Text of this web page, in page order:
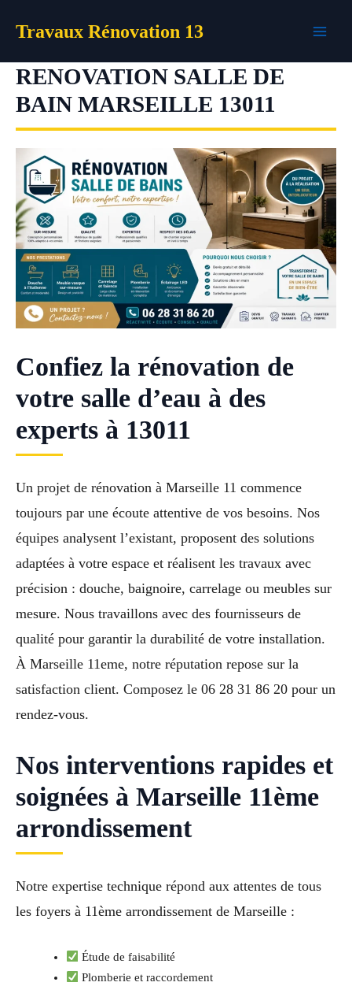
Travaux Rénovation 13
RENOVATION SALLE DE
BAIN MARSEILLE 13011
Confiez la rénovation de
votre salle d’eau à des
experts à 13011
Un projet de rénovation à Marseille 11 commence
toujours par une écoute attentive de vos besoins. Nos
équipes analysent l’existant, proposent des solutions
adaptées à votre espace et réalisent les travaux avec
précision : douche, baignoire, carrelage ou meubles sur
mesure. Nous travaillons avec des fournisseurs de
qualité pour garantir la durabilité de votre installation.
À Marseille 11eme, notre réputation repose sur la
satisfaction client. Composez le 06 28 31 86 20 pour un
rendez-vous.
Nos interventions rapides et
soignées à Marseille 11ème
arrondissement
Notre expertise technique répond aux attentes de tous
les foyers à 11ème arrondissement de Marseille :
Étude de faisabilité
Plomberie et raccordement